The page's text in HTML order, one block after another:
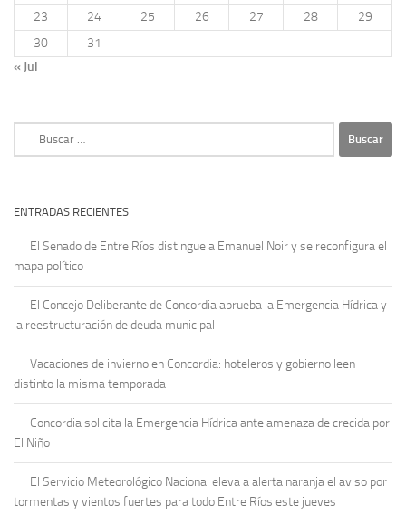
23
24 25 26 27 28
29
30
31
« Jul
ENTRADAS RECIENTES
El Senado de Entre Ríos distingue a Emanuel Noir y se reconfigura el
mapa político
El Concejo Deliberante de Concordia aprueba la Emergencia Hídrica y
la reestructuración de deuda municipal
Vacaciones de invierno en Concordia: hoteleros y gobierno leen
distinto la misma temporada
Concordia solicita la Emergencia Hídrica ante amenaza de crecida por
El Niño
El Servicio Meteorológico Nacional eleva a alerta naranja el aviso por
tormentas y vientos fuertes para todo Entre Ríos este jueves